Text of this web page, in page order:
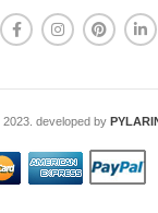
2023. developed by